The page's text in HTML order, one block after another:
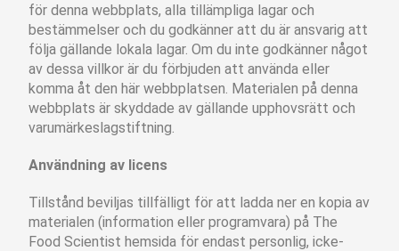
för denna webbplats, alla tillämpliga lagar och
bestämmelser och du godkänner att du är ansvarig att
följa gällande lokala lagar. Om du inte godkänner något
av dessa villkor är du förbjuden att använda eller
komma åt den här webbplatsen. Materialen på denna
webbplats är skyddade av gällande upphovsrätt och
varumärkeslagstiftning.
Användning av licens
Tillstånd beviljas tillfälligt för att ladda ner en kopia av
materialen (information eller programvara) på The
Food Scientist hemsida för endast personlig, icke-